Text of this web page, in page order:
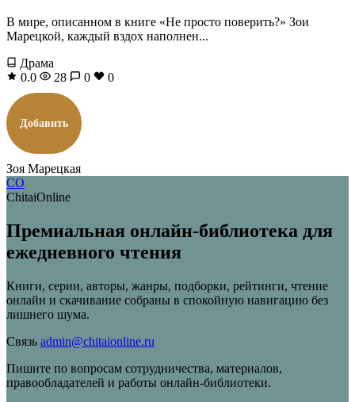
В мире, описанном в книге «Не просто поверить?» Зои
Марецкой, каждый вздох наполнен...
Драма
0.0
28 0 0
Добавить
Зоя Марецкая
CO
ChitaiOnline
Премиальная онлайн-библиотека для
ежедневного чтения
Книги, серии, авторы, жанры, подборки, рейтинги, чтение
онлайн и скачивание собраны в спокойную навигацию без
лишнего шума.
Связь admin@chitaionline.ru
Пишите по вопросам сотрудничества, материалов,
правообладателей и работы онлайн-библиотеки.